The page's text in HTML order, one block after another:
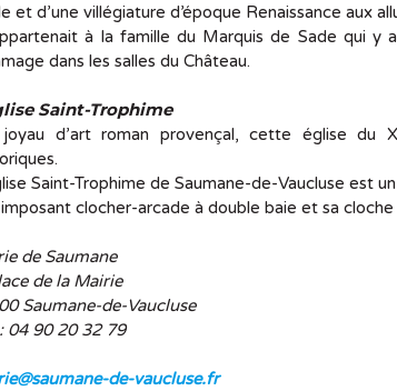
et d’une villégiature d’époque Renaissance aux
à la famille du Marquis de Sade qui y
dans les salles du Château.
Saint-Trophime
joyau d’art roman provençal, cette église du
Saint-Trophime de Saumane-de-Vaucluse est
clocher-arcade à double baie et sa
de Saumane
de la Mairie
Saumane-de-Vaucluse
04 90 20 32 79
de-vaucluse.fr